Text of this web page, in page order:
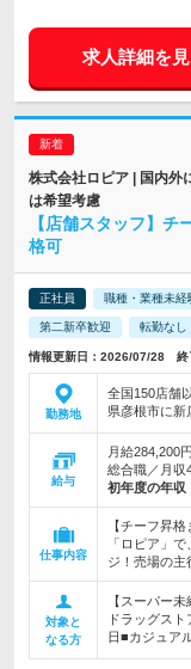
求人詳細を
株式会社ロピア | 国内外
は希望考慮
【店舗スタッフ】
格可
正社員 職種・業種未経
第二新卒歓迎 転勤なし
情報更新日：2026/07/28 終
勤務地
全国150店舗
県彦根市に新
給与
月給284,200
総合職／月収
初年度の年収
仕事内容
【チーフ昇
「ロピア」
ジ！売場の主
対象と
なる方
【スーパー
ドラッグス
日■カジュア